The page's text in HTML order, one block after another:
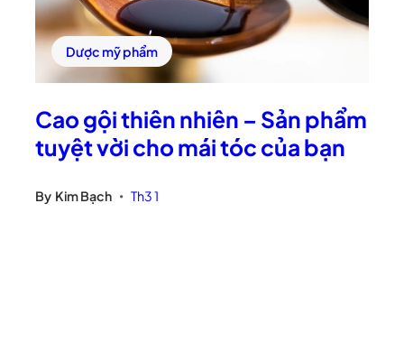
Dược mỹ phẩm
Cao gội thiên nhiên – Sản phẩm
tuyệt vời cho mái tóc của bạn
By Kim Bạch • Th3 1